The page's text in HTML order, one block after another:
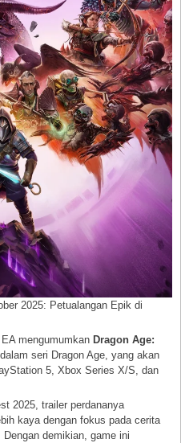
2025: Petualangan Epik di
mengumumkan Dragon Age:
seri Dragon Age, yang akan
5, Xbox Series X/S, dan
2025, trailer perdananya
kaya dengan fokus pada cerita
demikian, game ini